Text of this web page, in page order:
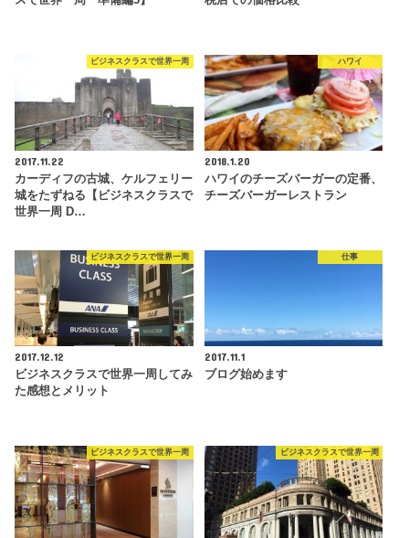
ビジネスクラスで世界一周
2017.11.22
カーディフの古城、ケルフェリー
城をたずねる【ビジネスクラスで
世界一周 D…
ハワイ
2018.1.20
ハワイのチーズバーガーの定番、
チーズバーガーレストラン
ビジネスクラスで世界一周
2017.12.12
ビジネスクラスで世界一周してみ
た感想とメリット
仕事
2017.11.1
ブログ始めます
ビジネスクラスで世界一周 ビジネスクラスで世界一周